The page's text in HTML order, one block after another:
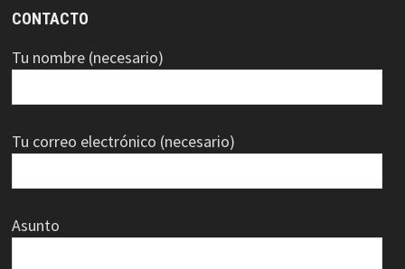
CONTACTO
Tu nombre (necesario)
Tu correo electrónico (necesario)
Asunto